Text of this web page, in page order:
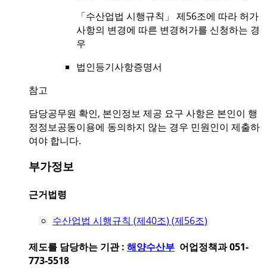
「수산업법 시행규칙」 제56조에 따라 허가
사항의 변경에 따른 변경허가를 신청하는 경
우
법인등기사항증명서
참고
담당공무원 확인, 본인정보 제공 요구 사항은 본인이 행
정정보공동이용에 동의하지 않는 경우 민원인이 제출하
여야 합니다.
부가정보
근거법령
수산업법 시행규칙 (제40조) (제56조)
제도를 담당하는 기관 : 해양수산부 어업정책과 051-
773-5518